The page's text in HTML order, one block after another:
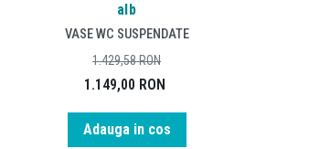
alb
VASE WC SUSPENDATE
1.149,00 RON
1.429,58RON
Adauga in cos